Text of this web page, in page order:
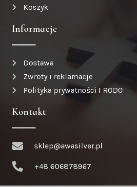
Koszyk
Informacje
Dostawa
Zwroty i reklamacje
Polityka prywatności I RODO
Kontakt
sklep@awasilver.pl
+48 606878967